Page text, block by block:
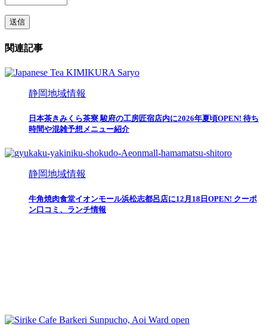
関連記事
静岡地域情報
日本茶きみくら茶寮 駿府の工房匠宿店内に2026年夏頃OPEN! 待ち
時間や混雑予想メニュー紹介
静岡地域情報
牛角焼肉食堂イオンモール浜松志都呂店に12月18日OPEN! クーポ
ン口コミ、ランチ情報